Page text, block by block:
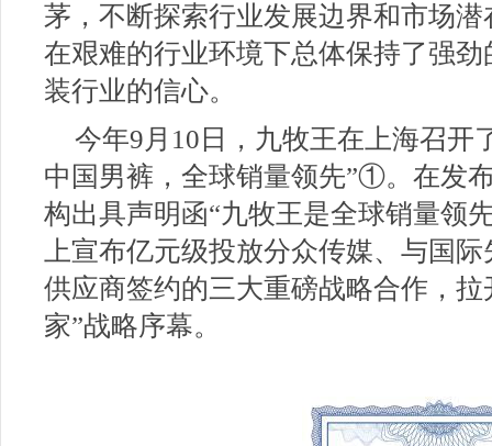
茅，不断探索行业发展边界和市场
在艰难的行业环境下总体保持了强
装行业的信心。
今年9月10日，九牧王在上海召开
中国男裤，全球销量领先”①。在发
构出具声明函“九牧王是全球销量领
上宣布亿元级投放分众传媒、与国
供应商签约的三大重磅战略合作，
家”战略序幕。